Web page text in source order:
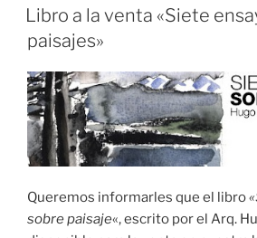
EL
Libro a la venta «Siete
paisajes»
Queremos informarles que el libro
sobre paisaje«, escrito por el Arq.